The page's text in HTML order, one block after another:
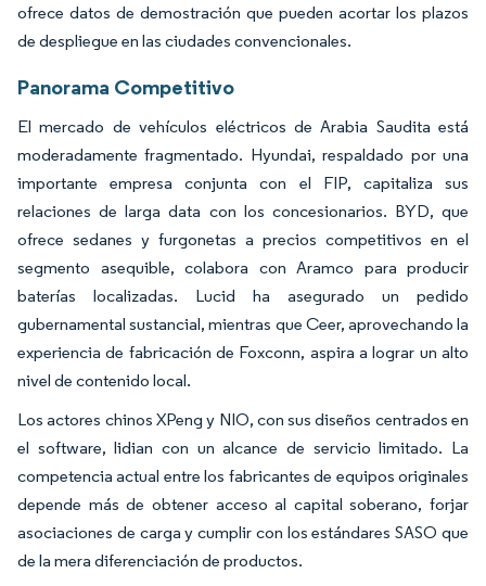
ofrece datos de demostración que pueden acortar los plazos
de despliegue en las ciudades convencionales.
Panorama Competitivo
El mercado de vehículos eléctricos de Arabia Saudita está
moderadamente fragmentado. Hyundai, respaldado por una
importante empresa conjunta con el FIP, capitaliza sus
relaciones de larga data con los concesionarios. BYD, que
ofrece sedanes y furgonetas a precios competitivos en el
segmento asequible, colabora con Aramco para producir
baterías localizadas. Lucid ha asegurado un pedido
gubernamental sustancial, mientras que Ceer, aprovechando la
experiencia de fabricación de Foxconn, aspira a lograr un alto
nivel de contenido local.
Los actores chinos XPeng y NIO, con sus diseños centrados en
el software, lidian con un alcance de servicio limitado. La
competencia actual entre los fabricantes de equipos originales
depende más de obtener acceso al capital soberano, forjar
asociaciones de carga y cumplir con los estándares SASO que
de la mera diferenciación de productos.